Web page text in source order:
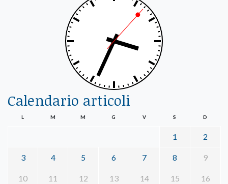
Calendario articoli
L M M G V S D
1 2
3 4 5 6 7 8 9
10 11 12 13 14 15 16